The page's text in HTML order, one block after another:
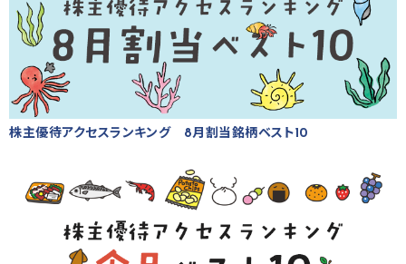
株主優待アクセスランキング 8月割当銘柄ベスト10